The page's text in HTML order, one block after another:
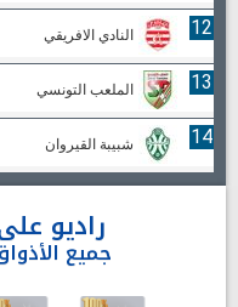
12 النادي الافريقي
13 الملعب التونسي
14 شبيبة القيروان
راديو
جميع